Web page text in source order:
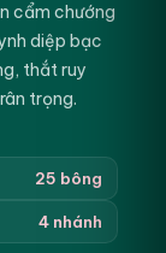
cẩm chướng
diệp bạc
thắt ruy
trọng.
25 bông
4 nhánh